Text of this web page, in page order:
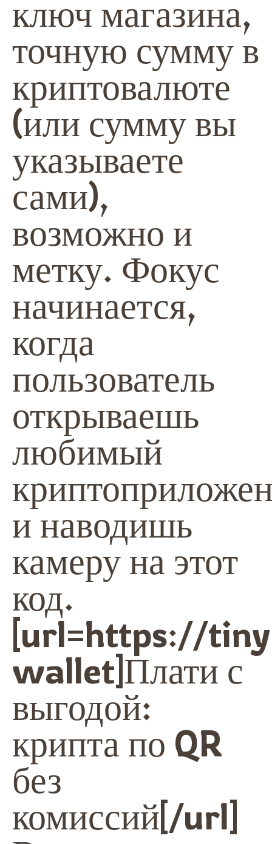
ключ магазина,
точную сумму в
криптовалюте
(или сумму вы
указываете
сами),
возможно и
метку. Фокус
начинается,
когда
пользователь
открываешь
любимый
и наводишь
камеру на этот
код.
[url=https://
wallet]Плати с
выгодой:
крипта по QR
без
комиссий[/url]